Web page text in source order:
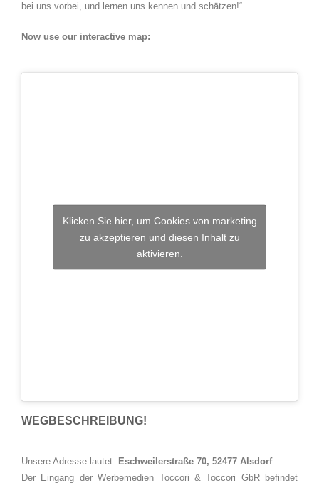
bei uns vorbei, und lernen uns kennen und schätzen!“
Now use our interactive map:
Klicken Sie hier, um Cookies von marketing
zu akzeptieren und diesen Inhalt zu
aktivieren.
WEGBESCHREIBUNG!
Unsere Adresse lautet: Eschweilerstraße 70, 52477 Alsdorf.
Der Eingang der Werbemedien Toccori & Toccori GbR befindet